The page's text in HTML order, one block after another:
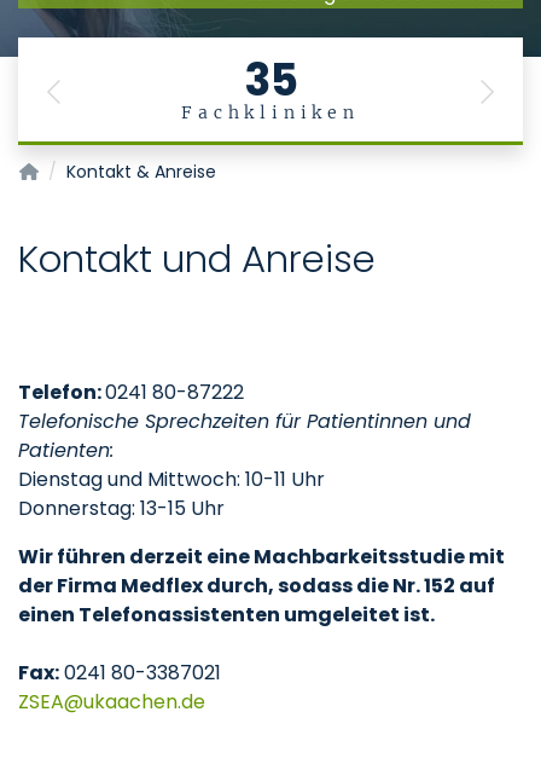
35
Fachkliniken
Previous Next
Zentrum für Seltene Erkrankungen Aachen (ZSEA)
Kontakt & Anreise
Kontakt und Anreise
Telefon:0241 80-87222
Telefonische Sprechzeiten für Patientinnen und
Patienten:
Dienstag und Mittwoch: 10-11 Uhr
Donnerstag: 13-15 Uhr
Wir führen derzeit eine Machbarkeitsstudie mit
der Firma Medflex durch, sodass die Nr. 152 auf
einen Telefonassistenten umgeleitet ist.
Fax:0241 80-3387021
ZSEA
ukaachende